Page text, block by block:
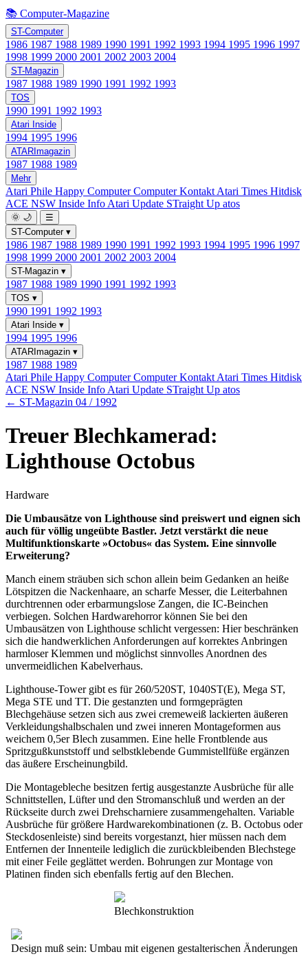
📚 Computer-Magazine
ST-Computer
1986 1987 1988 1989 1990 1991 1992 1993 1994 1995 1996 1997
1998 1999 2000 2001 2002 2003 2004
ST-Magazin
1987 1988 1989 1990 1991 1992 1993
TOS
1990 1991 1992 1993
Atari Inside
1994 1995 1996
ATARImagazin
1987 1988 1989
Mehr
Atari Phile Happy ComputerComputer Kontakt Atari Times Hitdisk
ACE NSW Inside Info Atari Update STraight Up atos
🌞 🌙
☰
ST-Computer ▾
1986 1987 1988 1989 1990 1991 1992 1993 1994 1995 1996 1997
1998 1999 2000 2001 2002 2003 2004
ST-Magazin ▾
1987 1988 1989 1990 1991 1992 1993
TOS ▾
1990 1991 1992 1993
Atari Inside ▾
1994 1995 1996
ATARImagazin ▾
1987 1988 1989
Atari Phile Happy ComputerComputer Kontakt Atari Times Hitdisk
ACE NSW Inside Info Atari Update STraight Up atos
← ST-Magazin 04 / 1992
Treuer Blechkamerad:
Lighthouse Octobus
Hardware
Die Umbausätze von Lighthouse sind preiswert und eignen sich
auch für völlig ungeübte Bastler. Jetzt verstärkt die neue
Multifunktionskarte »Octobus« das System. Eine sinnvolle
Erweiterung?
Manch einem sträuben sich schon allein beim Gedanken an heiße
Lötspitzen die Nackenhaare, an scharfe Messer, die Leiterbahnen
durchtrennen oder erbarmungslose Zangen, die IC-Beinchen
verbiegen. Solchen Hardwarehorror können Sie bei den
Umbausätzen von Lighthouse schlicht vergessen: Hier beschränken
sich die handwerklichen Anforderungen auf korrektes Anbringen
harmloser Klemmen und möglichst sinnvolles Anordnen des
unvermeidlichen Kabelverhaus.
Lighthouse-Tower gibt es für 260/520ST, 1040ST(E), Mega ST,
Mega STE und TT. Die gestanzten und formgeprägten
Blechgehäuse setzen sich aus zwei cremeweiß lackierten äußeren
Verkleidungshalbschalen und zwei inneren Montageformen aus
weichem 0,5er Blech zusammen. Eine helle Frontblende aus
Spritzgußkunststoff und selbstklebende Gummistellfüße ergänzen
das äußere Erscheinungbild.
Die Montagebleche besitzen fertig ausgestanzte Ausbrüche für alle
Schnittstellen, Lüfter und den Stromanschluß und werden an der
Rückseite durch zwei Drehscharniere zusammengehalten. Variable
Ausbrüche für größere Hardwarekombinationen (z. B. Octobus oder
Steckdosenleiste) sind bereits vorgestanzt, hier müssen nach dem
Entfernen der Innenteile lediglich die zurückbleibenden Blechstege
mit einer Feile geglättet werden. Bohrungen zur Montage von
Platinen finden sich ebenfalls fertig auf den Blechen.
Blechkonstruktion
Design muß sein: Umbau mit eigenen gestalterischen Änderungen